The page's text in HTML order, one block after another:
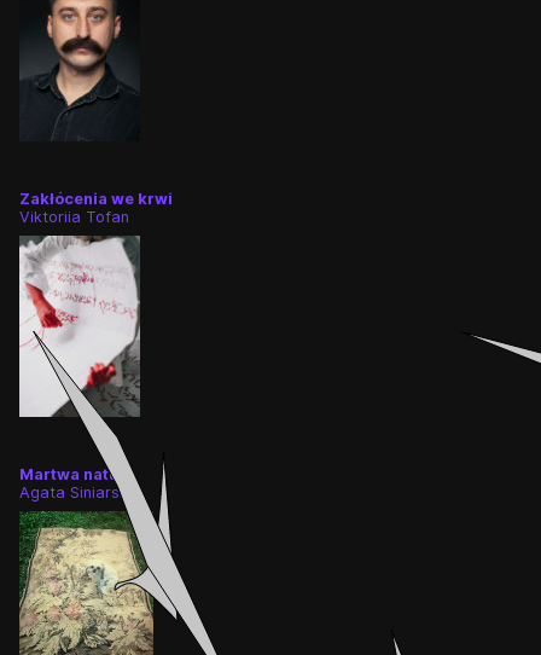
Zakłócenia we krwi
Viktoriia Tofan
Martwa natura
Agata Siniarska